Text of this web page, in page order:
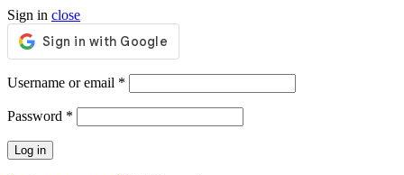
Sign in close
Username or email *
Password *
Log in